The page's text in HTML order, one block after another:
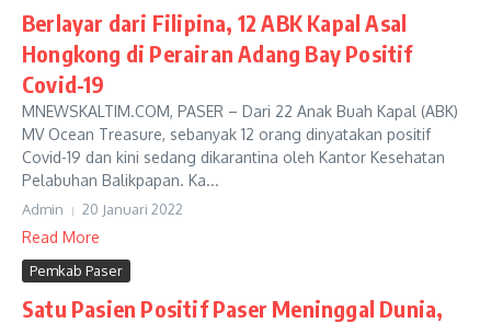
Berlayar dari Filipina, 12 ABK Kapal Asal
Hongkong di Perairan Adang Bay Positif
Covid-19
MNEWSKALTIM.COM, PASER – Dari 22 Anak Buah Kapal (ABK)
MV Ocean Treasure, sebanyak 12 orang dinyatakan positif
Covid-19 dan kini sedang dikarantina oleh Kantor Kesehatan
Pelabuhan Balikpapan. Ka...
Admin 20 Januari 2022
Read More
Pemkab Paser
Satu Pasien Positif Paser Meninggal Dunia,